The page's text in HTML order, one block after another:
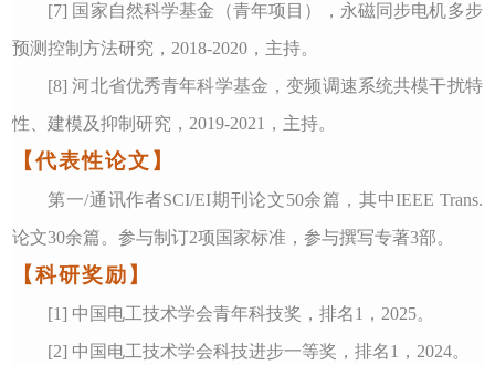
[7] 国家自然科学基金（青年项目） ， 永磁同步电机多步
预测控制方法研究 ， 2018-2020 ，主持。
[8] 河北省优秀青年科学基金 ，变频调速系统共模干扰特
性、建模及抑制研究 ， 2019-2021 ，主持。
【代表性论文】
第一/通讯作者SCI/EI期刊论文50余篇，其中IEEE Trans.
论文30余篇。参与制订2项国家标准，参与撰写专著3部。
【科研奖励】
[1] 中国电工技术学会青年科技奖 ，排名1 ， 2025。
[2] 中国电工技术学会科技进步一等奖 ，排名1 ， 2024。